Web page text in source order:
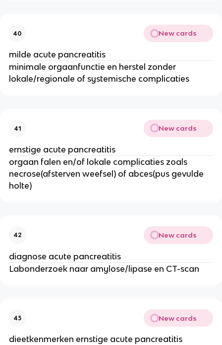
40 New cards
milde acute pancreatitis
minimale orgaanfunctie en herstel zonder
lokale/regionale of systemische complicaties
41 New cards
ernstige acute pancreatitis
orgaan falen en/of lokale complicaties zoals
necrose(afsterven weefsel) of abces(pus gevulde
holte)
42 New cards
diagnose acute pancreatitis
Labonderzoek naar amylose/lipase en CT-scan
43 New cards
dieetkenmerken ernstige acute pancreatitis